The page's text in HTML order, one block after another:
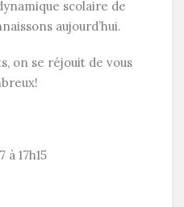
scolaire de
aujourd’hui.
on se réjouit de vous
à 17h15